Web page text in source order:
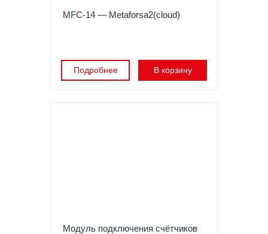
MFC-14 — Metaforsa2(cloud)
Подробнее В корзину
Модуль подключения счётчиков